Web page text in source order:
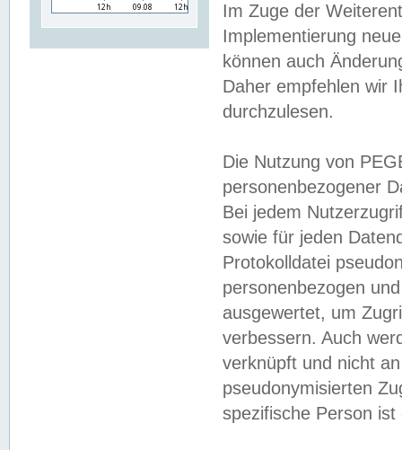
Im Zuge der
Implementierung
können auch
Daher empfehlen wir
durchzulesen.
Die Nutzung von
personenbezogener
Bei jedem
sowie für jeden
Protokolldatei
personenbezogen
ausgewertet, um
verbessern. Auch
verknüpft und nicht
pseudonymisierten
spezifische Person